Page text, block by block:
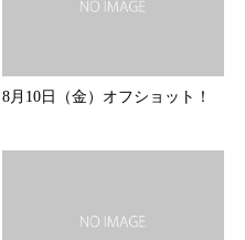
8月10日（金）オフショット！